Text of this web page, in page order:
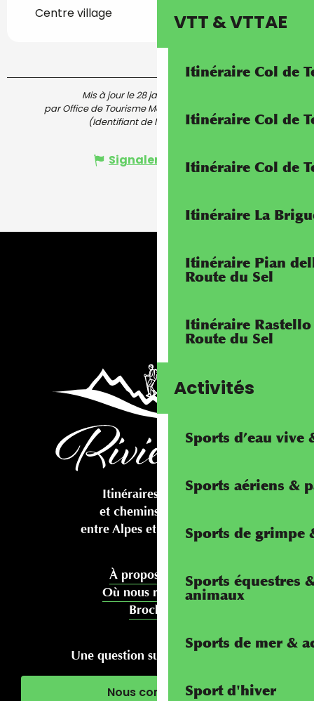
VTT & VTTAE
Itinéraire Col de
Itinéraire Col de
Itinéraire Col de
Itinéraire La
Itinéraire Pian
Route du Sel
Itinéraire
Route du Sel
Activités
Sports d’eau vive
Sports aériens &
Sports de grimpe
Sports équestres
animaux
Sports de mer &
Sport d'hiver
Centre village
Mis à jour le 28 janvier 2026 à 17:02
par Office de Tourisme Menton, Riviera & Merveilles
(Identifiant de l'offre :
5920072)
Signaler une erreur
Itinéraires cyclables
et chemins pédestres
entre Alpes et Méditerranée
À propos de nous
Où nous rencontrer
Brochures
Une question sur votre séjour ?
Nous contacter